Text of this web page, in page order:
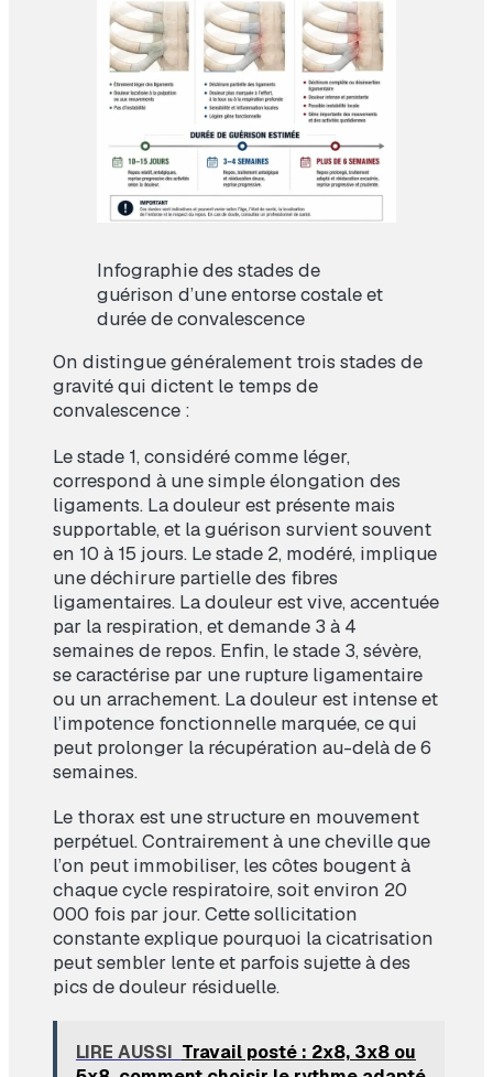
Infographie des stades de
guérison d’une entorse costale et
durée de convalescence
On distingue généralement trois stades de
gravité qui dictent le temps de
convalescence :
Le stade 1, considéré comme léger,
correspond à une simple élongation des
ligaments. La douleur est présente mais
supportable, et la guérison survient souvent
en 10 à 15 jours. Le stade 2, modéré, implique
une déchirure partielle des fibres
ligamentaires. La douleur est vive, accentuée
par la respiration, et demande 3 à 4
semaines de repos. Enfin, le stade 3, sévère,
se caractérise par une rupture ligamentaire
ou un arrachement. La douleur est intense et
l’impotence fonctionnelle marquée, ce qui
peut prolonger la récupération au-delà de 6
semaines.
Le thorax est une structure en mouvement
perpétuel. Contrairement à une cheville que
l’on peut immobiliser, les côtes bougent à
chaque cycle respiratoire, soit environ 20
000 fois par jour. Cette sollicitation
constante explique pourquoi la cicatrisation
peut sembler lente et parfois sujette à des
pics de douleur résiduelle.
LIRE AUSSI Travail posté : 2x8, 3x8 ou